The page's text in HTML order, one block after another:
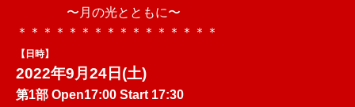
〜月の光とともに〜
＊＊＊＊＊＊＊＊＊＊＊＊＊＊＊＊
【日時】
2022年9月24日(土)
第1部 Open17:00 Start 17:30